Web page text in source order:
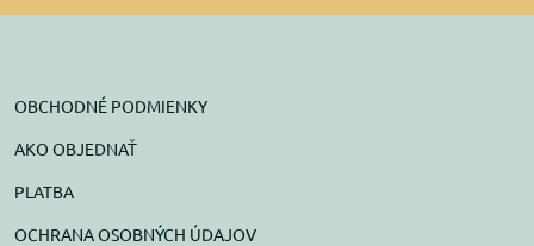
OBCHODNÉ PODMIENKY
AKO OBJEDNAŤ
PLATBA
OCHRANA OSOBNÝCH ÚDAJOV